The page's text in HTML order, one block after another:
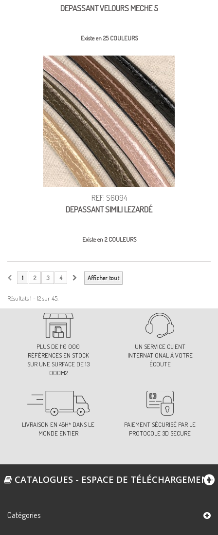
DEPASSANT VELOURS MECHE 5
Existe en 25 COULEURS
REF: S6094
DEPASSANT SIMILI LEZARDÉ
Existe en 2 COULEURS
Afficher tout
1 2 3 4
Résultats 1 - 12 sur 45.
PLUS DE 110 000
RÉFÉRENCES EN STOCK
SUR UNE SURFACE DE 13
000M2
UN SERVICE CLIENT
INTERNATIONAL À VOTRE
ÉCOUTE
LIVRAISON EN 48H* DANS LE
MONDE ENTIER
PAIEMENT SÉCURISÉ PAR LE
PROTOCOLE 3D SECURE
CATALOGUES - ESPACE DE TÉLÉCHARGEMENT
Catégories